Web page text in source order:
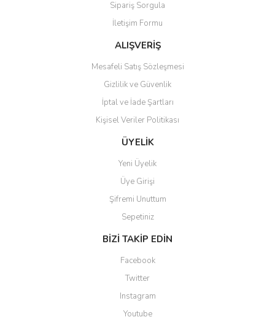
Ürün bilgilerinde hatalar bulunuyor.
Ürün fiyatı diğer sitelerden daha pahalı.
Bu ürüne benzer farklı alternatifler olmalı.
Gönder
Sipariş Sorgula
İletişim Formu
ALIŞVERİŞ
Mesafeli Satış Sözleşmesi
Gizlilik ve Güvenlik
İptal ve İade Şartları
Kişisel Veriler Politikası
ÜYELİK
Yeni Üyelik
Üye Girişi
Şifremi Unuttum
Sepetiniz
BİZİ TAKİP EDİN
Facebook
Twitter
Instagram
Youtube